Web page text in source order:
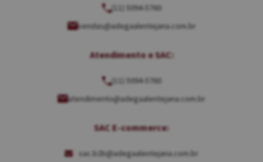
(11) 5094-5760
vendas@adegaalentejana.com.br
Atendimento e SAC:
(11) 5094-5760
atendimento@adegaalentejana.com.br
SAC E-commerce:
sac.b2b@adegaalentejana.com.br